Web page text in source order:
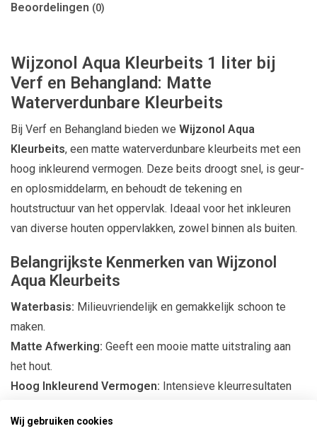
Beoordelingen (0)
Wijzonol Aqua Kleurbeits 1 liter bij
Verf en Behangland: Matte
Waterverdunbare Kleurbeits
Bij Verf en Behangland bieden we Wijzonol Aqua
Kleurbeits, een matte waterverdunbare kleurbeits met een
hoog inkleurend vermogen. Deze beits droogt snel, is geur-
en oplosmiddelarm, en behoudt de tekening en
houtstructuur van het oppervlak. Ideaal voor het inkleuren
van diverse houten oppervlakken, zowel binnen als buiten.
Belangrijkste Kenmerken van Wijzonol
Aqua Kleurbeits
Waterbasis: Milieuvriendelijk en gemakkelijk schoon te
maken.
Matte Afwerking: Geeft een mooie matte uitstraling aan
het hout.
Hoog Inkleurend Vermogen: Intensieve kleurresultaten
Snelle Droging:Kortere wachttijd tussen lagen en
Wij gebruiken cookies